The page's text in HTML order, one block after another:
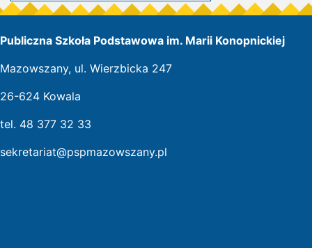
Publiczna Szkoła Podstawowa im. Marii Konopnickiej
Mazowszany, ul. Wierzbicka 247
26-624 Kowala
tel. 48 377 32 33
sekretariat@pspmazowszany.pl